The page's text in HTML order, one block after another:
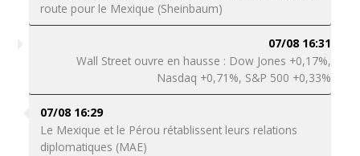
route pour le Mexique (Sheinbaum)
07/08 16:31
Wall Street ouvre en hausse : Dow Jones +0,17%,
Nasdaq +0,71%, S&P 500 +0,33%
07/08 16:29
Le Mexique et le Pérou rétablissent leurs relations
diplomatiques (MAE)